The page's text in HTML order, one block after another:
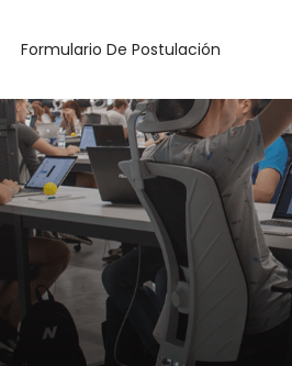
Formulario De Postulación